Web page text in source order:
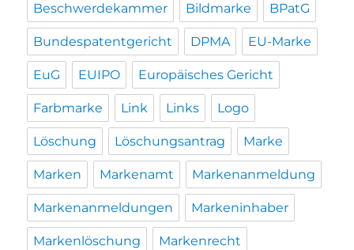
Beschwerdekammer Bildmarke BPatG
Bundespatentgericht DPMA EU-Marke
EuG EUIPO Europäisches Gericht
Farbmarke Link Links Logo
Löschung Löschungsantrag Marke
Marken Markenamt Markenanmeldung
Markenanmeldungen Markeninhaber
Markenlöschung Markenrecht